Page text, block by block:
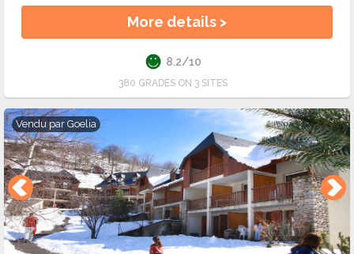
More details >
8.2/10
380 GRADES ON 3 SITES
Vendu par Goelia